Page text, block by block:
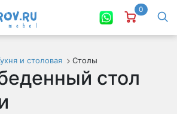
0
и столовая Столы
стол